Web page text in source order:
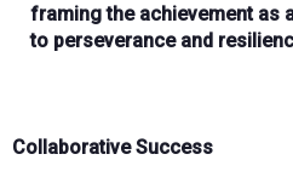
framing the achievement as
to perseverance and
Collaborative Success